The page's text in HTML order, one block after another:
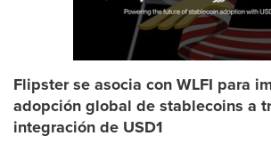
Flipster se asocia con WLFI para
adopción global de stablecoins a
integración de USD1